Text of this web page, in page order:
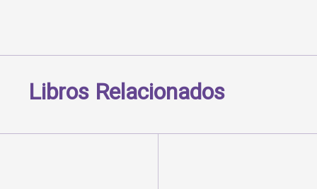
Libros Relacionados